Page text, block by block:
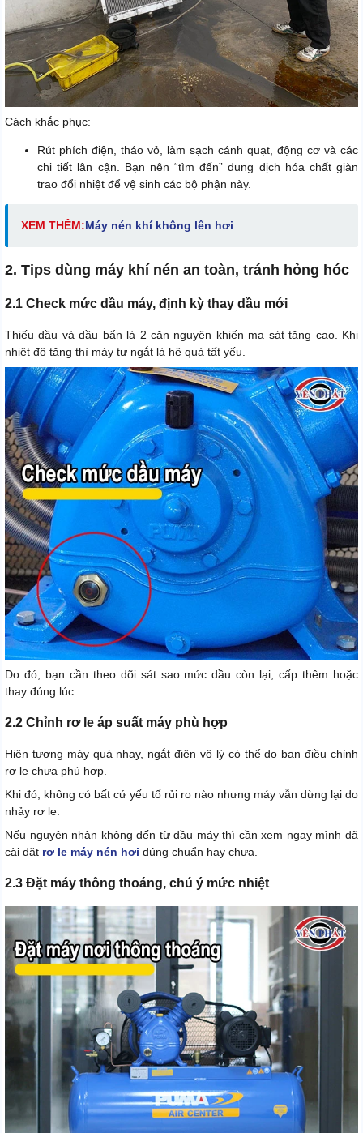
Cách khắc phục:
Rút phích điện, tháo vỏ, làm sạch cánh quạt, động cơ và các
chi tiết lân cận. Bạn nên “tìm đến” dung dịch hóa chất giàn
trao đổi nhiệt để vệ sinh các bộ phận này.
XEM THÊM:Máy nén khí không lên hơi
2. Tips dùng máy khí nén an toàn, tránh hỏng hóc
2.1 Check mức dầu máy, định kỳ thay dầu mới
Thiếu dầu và dầu bẩn là 2 căn nguyên khiến ma sát tăng cao. Khi
nhiệt độ tăng thì máy tự ngắt là hệ quả tất yếu.
Do đó, bạn cần theo dõi sát sao mức dầu còn lại, cấp thêm hoặc
thay đúng lúc.
2.2 Chỉnh rơ le áp suất máy phù hợp
Hiện tượng máy quá nhạy, ngắt điện vô lý có thể do bạn điều chỉnh
rơ le chưa phù hợp.
Khi đó, không có bất cứ yếu tố rủi ro nào nhưng máy vẫn dừng lại do
nhảy rơ le.
Nếu nguyên nhân không đến từ dầu máy thì cần xem ngay mình đã
cài đặt rơ le máy nén hơi đúng chuẩn hay chưa.
2.3 Đặt máy thông thoáng, chú ý mức nhiệt